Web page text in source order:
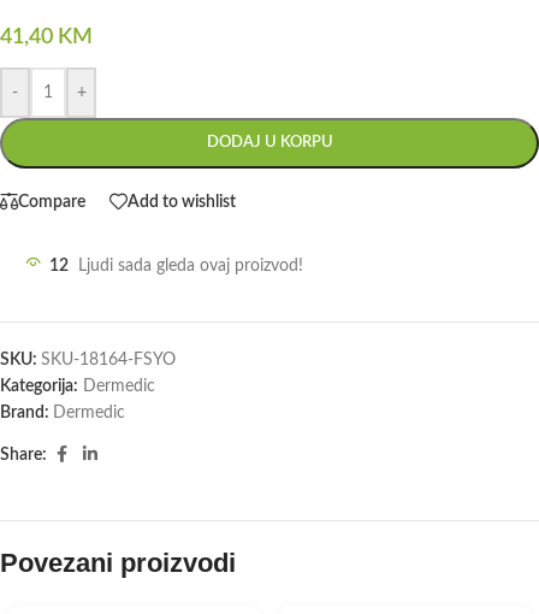
41,40 KM
- +
DODAJ U KORPU
Compare Add to wishlist
12 Ljudi sada gleda ovaj proizvod!
SKU: SKU-18164-FSYO
Kategorija: Dermedic
Brand: Dermedic
Share:
Povezani proizvodi